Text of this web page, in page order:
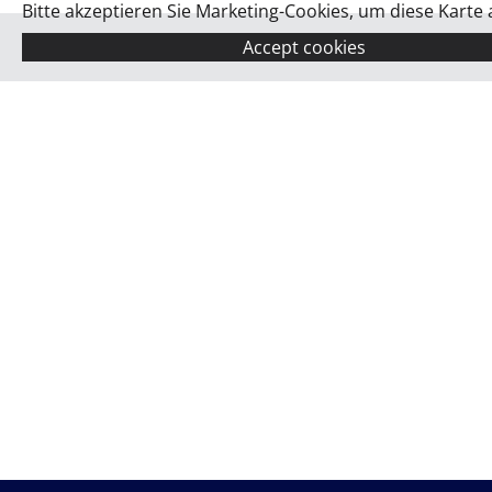
Bitte akzeptieren Sie Marketing-Cookies, um diese Karte
Accept cookies